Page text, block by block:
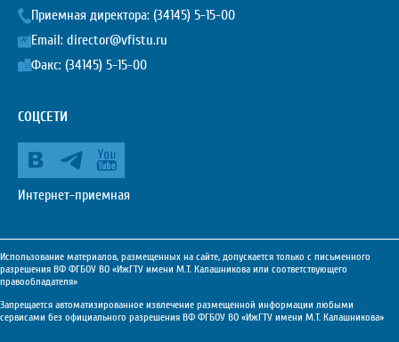
Приемная директора: (34145) 5-15-00
Email: director@vfistu.ru
Факс: (34145) 5-15-00
СОЦСЕТИ
Интернет-приемная
Использование материалов, размещенных на сайте, допускается только с письменного
разрешения ВФ ФГБОУ ВО «ИжГТУ имени М.Т. Калашникова или соответствующего
правообладателя»
Запрещается автоматизированное извлечение размещенной информации любыми
сервисами без официального разрешения ВФ ФГБОУ ВО «ИжГТУ имени М.Т. Калашникова»